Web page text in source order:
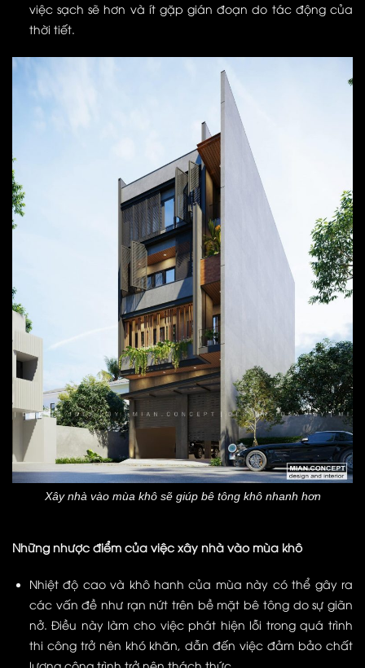
việc sạch sẽ hơn và ít gặp gián đoạn do tác động của
thời tiết.
Xây nhà vào mùa khô sẽ giúp bê tông khô nhanh hơn
Những nhược điểm của việc xây nhà vào mùa khô
Nhiệt độ cao và khô hanh của mùa này có thể gây ra
các vấn đề như rạn nứt trên bề mặt bê tông do sự giãn
nở. Điều này làm cho việc phát hiện lỗi trong quá trình
thi công trở nên khó khăn, dẫn đến việc đảm bảo chất